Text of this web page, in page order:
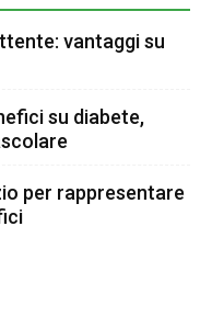
vantaggi su
su diabete,
per rappresentare